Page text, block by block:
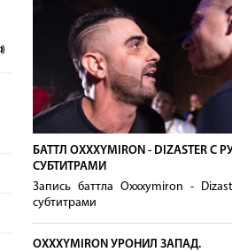
БАТТЛ OXXXYMIRON - DIZASTER С
СУБТИТРАМИ
Запись баттла Oxxxymiron -
субтитрами
OXXXYMIRON УРОНИЛ ЗАПАД.